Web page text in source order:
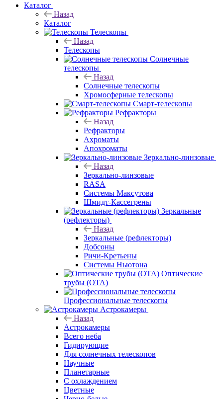
Каталог
Назад
Каталог
Телескопы
Назад
Телескопы
Солнечные
телескопы
Назад
Солнечные телескопы
Хромосферные телескопы
Смарт-телескопы
Рефракторы
Назад
Рефракторы
Ахроматы
Апохроматы
Зеркально-линзовые
Назад
Зеркально-линзовые
RASA
Системы Максутова
Шмидт-Кассегрены
Зеркальные
(рефлекторы)
Назад
Зеркальные (рефлекторы)
Добсоны
Ричи-Кретьены
Системы Ньютона
Оптические
трубы (OTA)
Профессиональные телескопы
Астрокамеры
Назад
Астрокамеры
Всего неба
Гидирующие
Для солнечных телескопов
Научные
Планетарные
С охлаждением
Цветные